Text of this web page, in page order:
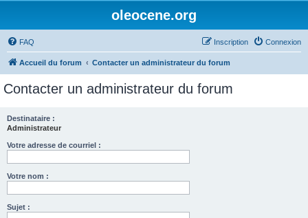
oleocene.org
FAQ Connexion
Inscription
Accueil du forum Contacter un administrateur du forum
Contacter un administrateur du forum
Destinataire :
Administrateur
Votre adresse de courriel :
Votre nom :
Sujet :